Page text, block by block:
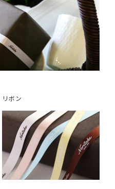
リボン